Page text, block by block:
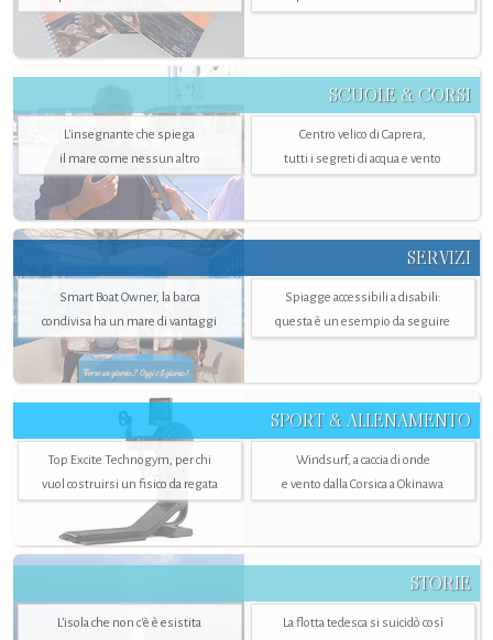
SCUOLE & CORSI
L'insegnante che spiega
il mare come nessun altro
Centro velico di Caprera,
tutti i segreti di acqua e vento
SERVIZI
Smart Boat Owner, la barca
condivisa ha un mare di vantaggi
Spiagge accessibili a disabili:
questa è un esempio da seguire
SPORT & ALLENAMENTO
Top Excite Technogym, per chi
vuol costruirsi un fisico da regata
Windsurf, a caccia di onde
e vento dalla Corsica a Okinawa
STORIE
L’isola che non c'è è esistita
La flotta tedesca si suicidò così